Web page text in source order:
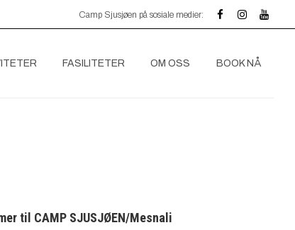
Camp Sjusjøen på sosiale medier:
FASILITETER OM OSS BOOK NÅ
til CAMP SJUSJØEN/Mesnali